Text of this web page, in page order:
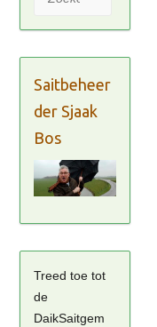
Saitbeheer
der Sjaak
Bos
Treed toe tot
de
DaikSaitgem